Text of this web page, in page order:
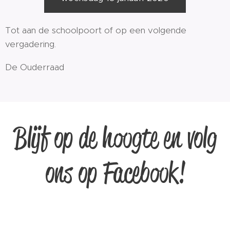
Tot aan de schoolpoort of op een volgende
vergadering.
De Ouderraad
Blijf op de hoogte en volg
ons op Facebook!